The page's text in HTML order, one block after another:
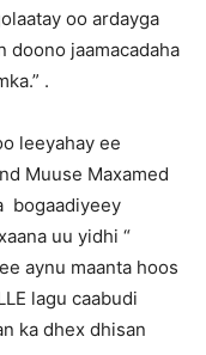
oo ardayga
doono jaamacadaha
.
leeyahay ee
Muuse Maxamed
bogaadiyeey
uu yidhi “
aynu maanta hoos
lagu caabudi
ka dhex dhisan